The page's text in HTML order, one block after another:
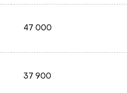
47 000
37 900